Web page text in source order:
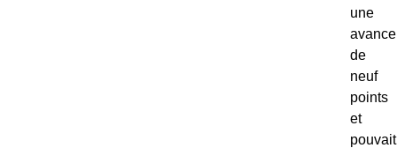
une
avance
de
neuf
points
et
pouvait